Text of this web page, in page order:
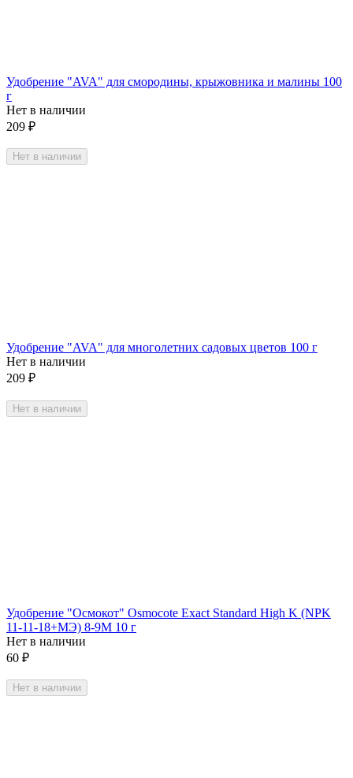
Удобрение "AVA" для смородины, крыжовника и малины 100
г
Нет в наличии
209 ₽
Нет в наличии
Удобрение "AVA" для многолетних садовых цветов 100 г
Нет в наличии
209 ₽
Нет в наличии
Удобрение "Осмокот" Osmocote Exact Standard High K (NPK
11-11-18+МЭ) 8-9М 10 г
Нет в наличии
60 ₽
Нет в наличии